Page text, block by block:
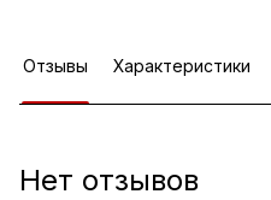
Отзывы Характеристики
Нет отзывов